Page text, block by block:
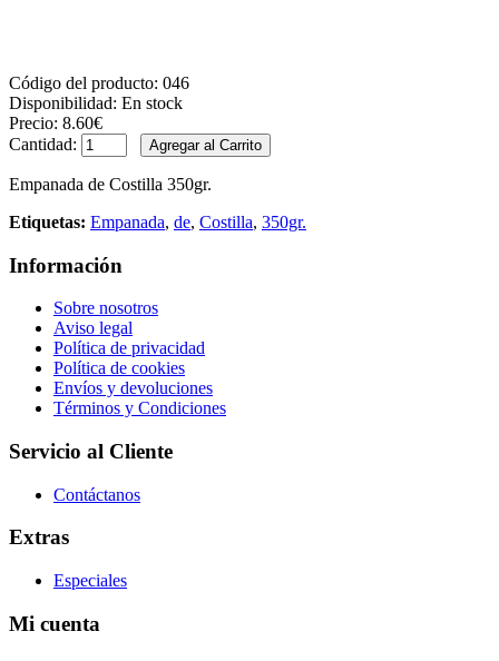
Código del producto: 046
Disponibilidad: En stock
Precio: 8.60€
Cantidad:
Empanada de Costilla 350gr.
Etiquetas: Empanada, de, Costilla, 350gr.
Información
Sobre nosotros
Aviso legal
Política de privacidad
Política de cookies
Envíos y devoluciones
Términos y Condiciones
Servicio al Cliente
Contáctanos
Extras
Especiales
Mi cuenta